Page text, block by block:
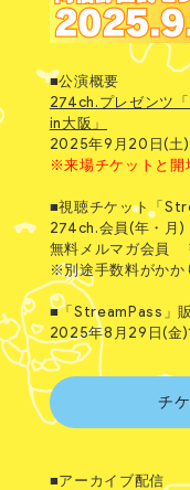
■公演概要
274ch.プレゼンツ
in大阪」
2025年9月20日(
※来場チケットと開
■視聴チケット「
274ch.会員(年・
無料メルマガ会員
※別途手数料がかか
■「StreamPass」
2025年8月29日(金
チ
■アーカイブ配信